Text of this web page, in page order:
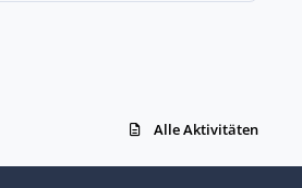
Alle Aktivitäten